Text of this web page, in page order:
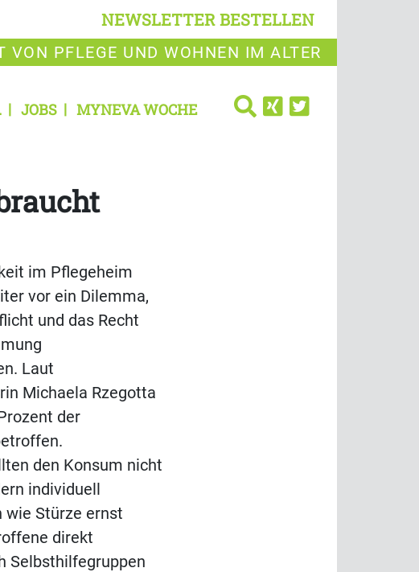
NEWSLETTER BESTELLEN
PFLEGE UND WOHNEN IM ALTER
JOBS MYNEVA WOCHE
im Pflegeheim
vor ein Dilemma,
und das Recht
Laut
Michaela Rzegotta
der
den Konsum nicht
individuell
wie Stürze ernst
direkt
Selbsthilfegruppen